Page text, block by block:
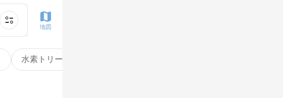
水素トリートメント
地図